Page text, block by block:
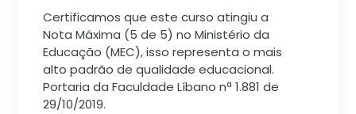
Certificamos que este curso atingiu a
Nota Máxima (5 de 5) no Ministério da
Educação (MEC), isso representa o mais
alto padrão de qualidade educacional.
Portaria da Faculdade Líbano nª 1.881 de
29/10/2019.